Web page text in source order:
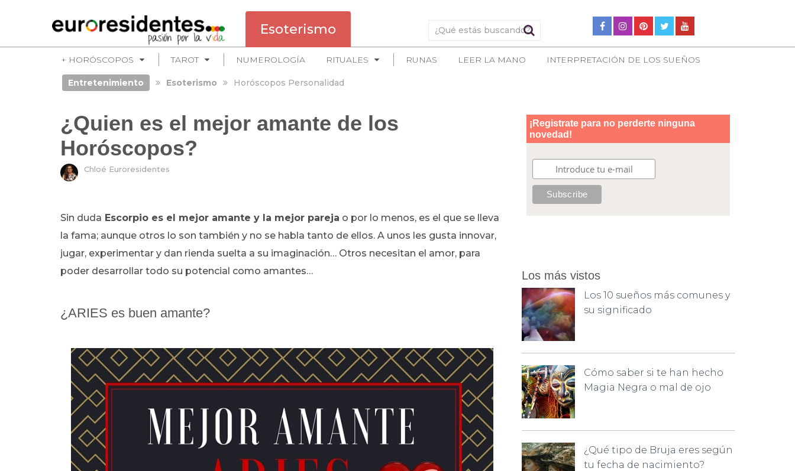
Esoterismo
+ HORÓSCOPOS TAROT NUMEROLOGÍA RITUALES RUNAS LEER LA MANO INTERPRETACIÓN DE LOS SUEÑOS
Entretenimiento Esoterismo Horóscopos Personalidad
¿Quien es el mejor amante de los
Horóscopos?
Chloé Euroresidentes
Sin duda Escorpio es el mejor amante y la mejor pareja o por lo menos, es el que se lleva
la fama; aunque otros lo son también y no se habla tanto de ellos. A unos les gusta innovar,
jugar, experimentar y dan rienda suelta a su imaginación… Otros necesitan el amor, para
poder desarrollar todo su potencial como amantes…
¿ARIES es buen amante?
Los más vistos
Los 10 sueños más comunes y
su significado
Cómo saber si te han hecho
Magia Negra o mal de ojo
¿Qué tipo de Bruja eres según
tu fecha de nacimiento?